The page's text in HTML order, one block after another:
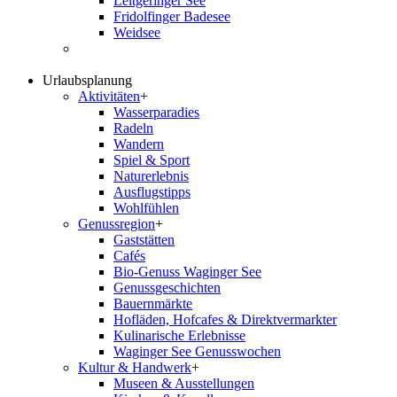
Fridolfinger Badesee
Weidsee
Urlaubsplanung
Aktivitäten+
Wasserparadies
Radeln
Wandern
Spiel & Sport
Naturerlebnis
Ausflugstipps
Wohlfühlen
Genussregion+
Gaststätten
Cafés
Bio-Genuss Waginger See
Genussgeschichten
Bauernmärkte
Hofläden, Hofcafes & Direktvermarkter
Kulinarische Erlebnisse
Waginger See Genusswochen
Kultur & Handwerk+
Museen & Ausstellungen